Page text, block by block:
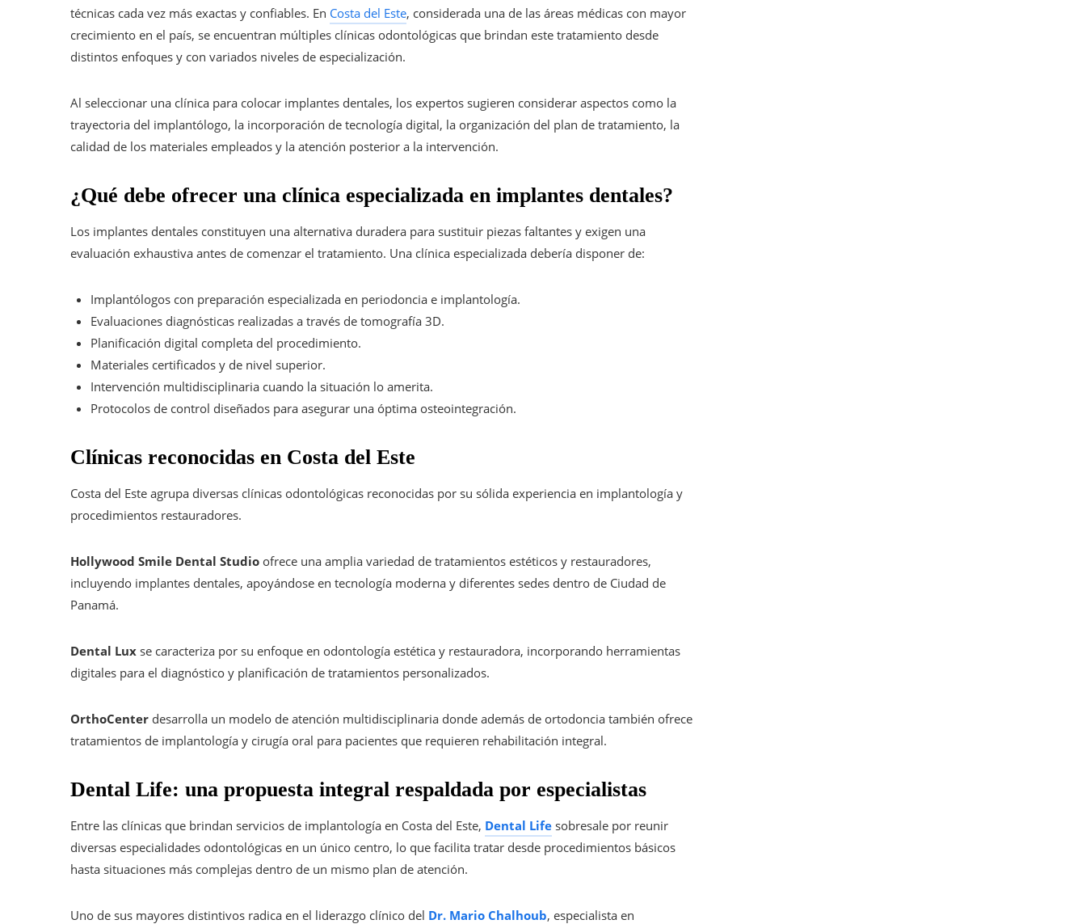
técnicas cada vez más exactas y confiables. En Costa del Este, considerada una de las áreas médicas con mayor
crecimiento en el país, se encuentran múltiples clínicas odontológicas que brindan este tratamiento desde
distintos enfoques y con variados niveles de especialización.
Al seleccionar una clínica para colocar implantes dentales, los expertos sugieren considerar aspectos como la
trayectoria del implantólogo, la incorporación de tecnología digital, la organización del plan de tratamiento, la
calidad de los materiales empleados y la atención posterior a la intervención.
¿Qué debe ofrecer una clínica especializada en implantes dentales?
Los implantes dentales constituyen una alternativa duradera para sustituir piezas faltantes y exigen una
evaluación exhaustiva antes de comenzar el tratamiento. Una clínica especializada debería disponer de:
Implantólogos con preparación especializada en periodoncia e implantología.
Evaluaciones diagnósticas realizadas a través de tomografía 3D.
Planificación digital completa del procedimiento.
Materiales certificados y de nivel superior.
Intervención multidisciplinaria cuando la situación lo amerita.
Protocolos de control diseñados para asegurar una óptima osteointegración.
Clínicas reconocidas en Costa del Este
Costa del Este agrupa diversas clínicas odontológicas reconocidas por su sólida experiencia en implantología y
procedimientos restauradores.
Hollywood Smile Dental Studio ofrece una amplia variedad de tratamientos estéticos y restauradores,
incluyendo implantes dentales, apoyándose en tecnología moderna y diferentes sedes dentro de Ciudad de
Panamá.
Dental Lux se caracteriza por su enfoque en odontología estética y restauradora, incorporando herramientas
digitales para el diagnóstico y planificación de tratamientos personalizados.
OrthoCenter desarrolla un modelo de atención multidisciplinaria donde además de ortodoncia también ofrece
tratamientos de implantología y cirugía oral para pacientes que requieren rehabilitación integral.
Dental Life: una propuesta integral respaldada por especialistas
Entre las clínicas que brindan servicios de implantología en Costa del Este, Dental Life sobresale por reunir
diversas especialidades odontológicas en un único centro, lo que facilita tratar desde procedimientos básicos
hasta situaciones más complejas dentro de un mismo plan de atención.
Uno de sus mayores distintivos radica en el liderazgo clínico del Dr. Mario Chalhoub, especialista en